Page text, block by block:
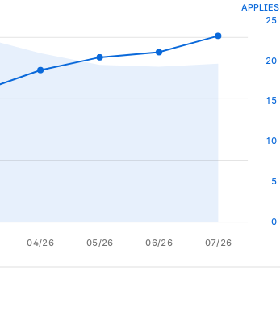
04/26 05/26 06/26 07/26
0
5
10
15
20
25
APPLIES